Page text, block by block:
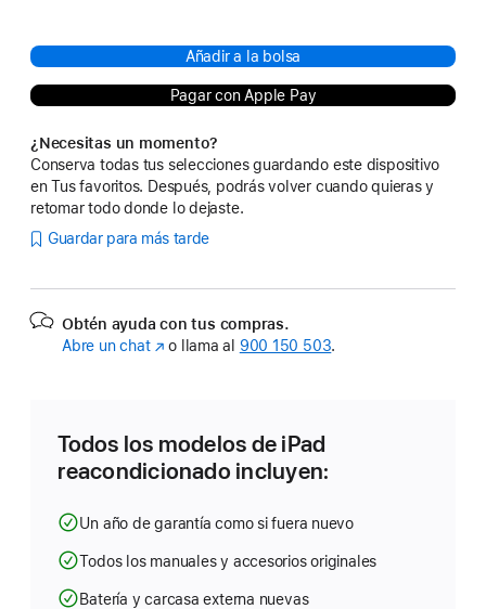
Añadir a la bolsa
Pagar con Apple Pay
¿Necesitas un momento?
Conserva todas tus selecciones guardando este dispositivo
en Tus favoritos. Después, podrás volver cuando quieras y
retomar todo donde lo dejaste.
Guardar para más tarde
Obtén ayuda con tus compras.
Abre un chat(Se
ventana
nueva)
o llama al 900 150 503.
Todos los modelos de iPad
reacondicionado incluyen:
Un año de garantía como si fuera nuevo
Todos los manuales y accesorios originales
Batería y carcasa externa nuevas